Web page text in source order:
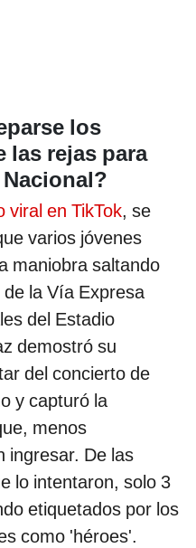
los
las rejas para
viral en TikTok, se
varios jóvenes
maniobra saltando
la Vía Expresa
del Estadio
demostró su
del concierto de
y capturó la
menos
ingresar. De las
lo intentaron, solo 3
etiquetados por los
como 'héroes'.